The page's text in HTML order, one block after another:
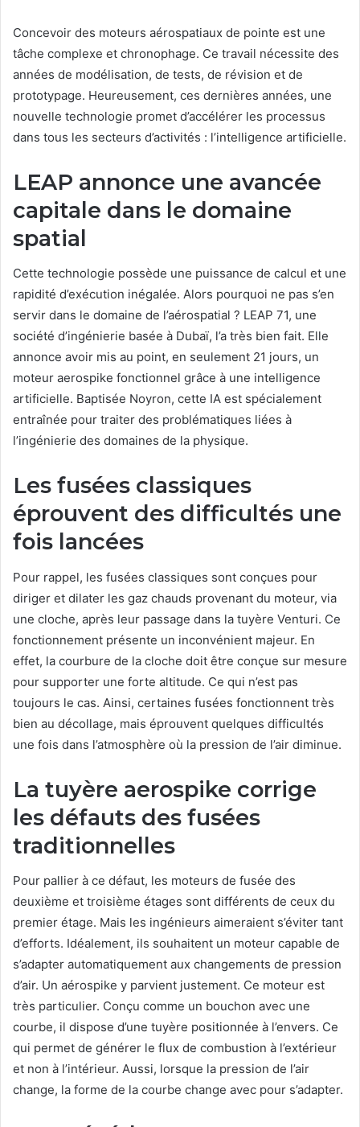
Concevoir des moteurs aérospatiaux de pointe est une
tâche complexe et chronophage. Ce travail nécessite des
années de modélisation, de tests, de révision et de
prototypage. Heureusement, ces dernières années, une
nouvelle technologie promet d’accélérer les processus
dans tous les secteurs d’activités : l’intelligence artificielle.
LEAP annonce une avancée
capitale dans le domaine
spatial
Cette technologie possède une puissance de calcul et une
rapidité d’exécution inégalée. Alors pourquoi ne pas s’en
servir dans le domaine de l’aérospatial ? LEAP 71, une
société d’ingénierie basée à Dubaï, l’a très bien fait. Elle
annonce avoir mis au point, en seulement 21 jours, un
moteur aerospike fonctionnel grâce à une intelligence
artificielle. Baptisée Noyron, cette IA est spécialement
entraînée pour traiter des problématiques liées à
l’ingénierie des domaines de la physique.
Les fusées classiques
éprouvent des difficultés une
fois lancées
Pour rappel, les fusées classiques sont conçues pour
diriger et dilater les gaz chauds provenant du moteur, via
une cloche, après leur passage dans la tuyère Venturi. Ce
fonctionnement présente un inconvénient majeur. En
effet, la courbure de la cloche doit être conçue sur mesure
pour supporter une forte altitude. Ce qui n’est pas
toujours le cas. Ainsi, certaines fusées fonctionnent très
bien au décollage, mais éprouvent quelques difficultés
une fois dans l’atmosphère où la pression de l’air diminue.
La tuyère aerospike corrige
les défauts des fusées
traditionnelles
Pour pallier à ce défaut, les moteurs de fusée des
deuxième et troisième étages sont différents de ceux du
premier étage. Mais les ingénieurs aimeraient s’éviter tant
d’efforts. Idéalement, ils souhaitent un moteur capable de
s’adapter automatiquement aux changements de pression
d’air. Un aérospike y parvient justement. Ce moteur est
très particulier. Conçu comme un bouchon avec une
courbe, il dispose d’une tuyère positionnée à l’envers. Ce
qui permet de générer le flux de combustion à l’extérieur
et non à l’intérieur. Aussi, lorsque la pression de l’air
change, la forme de la courbe change avec pour s’adapter.